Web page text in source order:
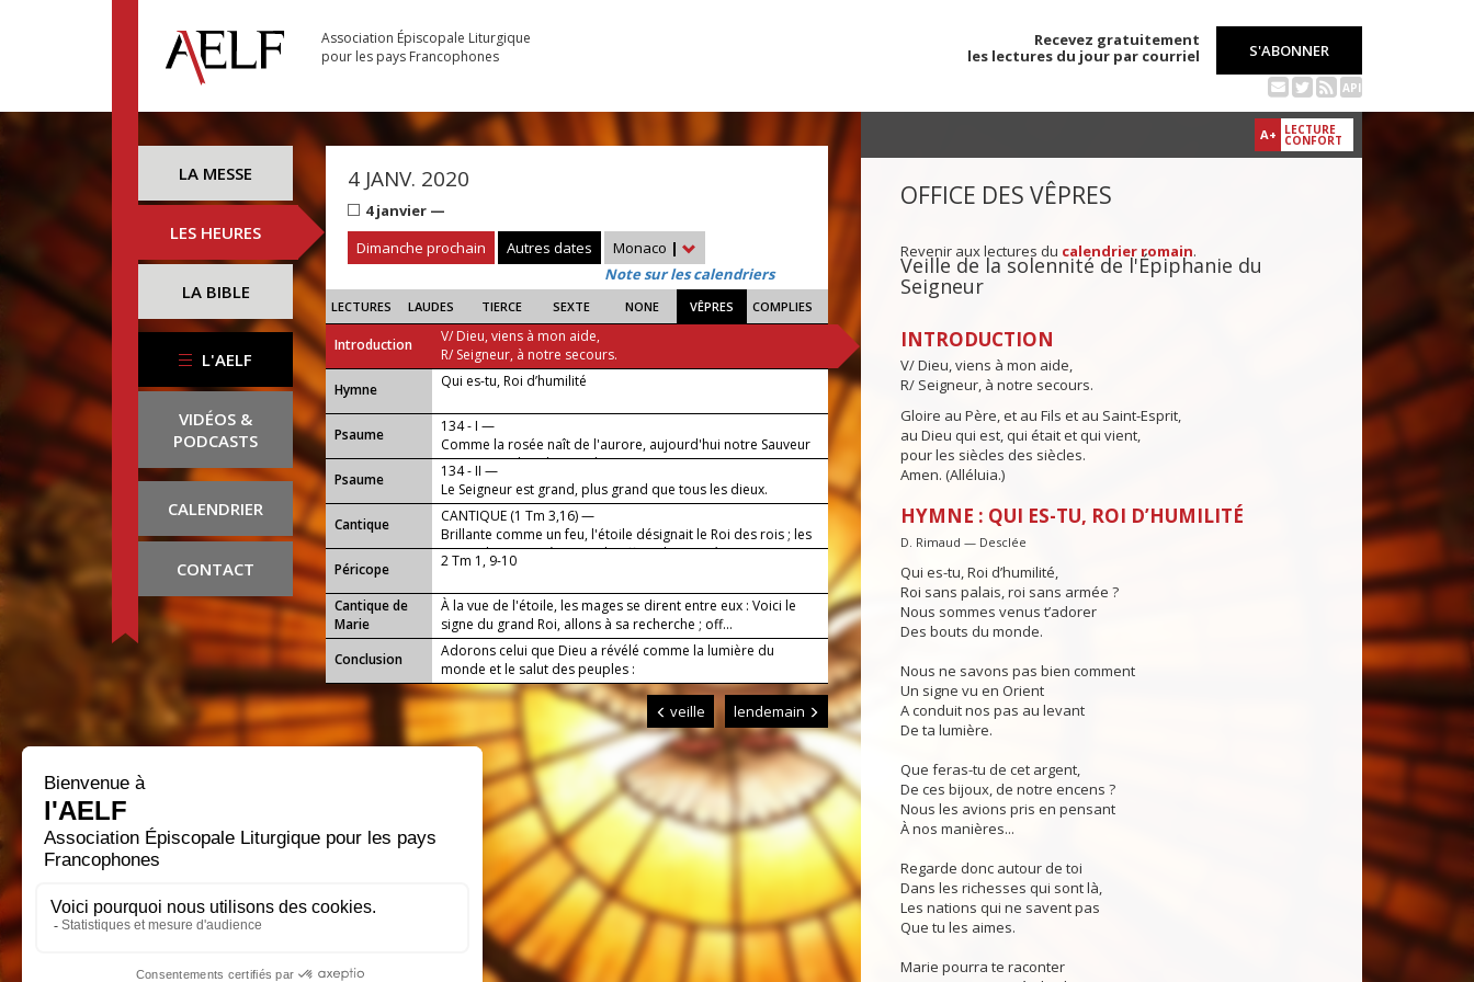
Association Épiscopale Liturgique
pour les pays Francophones
Recevez gratuitement
les lectures du jour par courriel
S'ABONNER
API
LA MESSE
LES HEURES
LA BIBLE
L'AELF
VIDÉOS &
PODCASTS
CALENDRIER
CONTACT
4 JANV. 2020
4 janvier —
Dimanche prochain
Autres dates Monaco |
Note sur les calendriers
LECTURES LAUDES TIERCE SEXTE NONE VÊPRES COMPLIES
Introduction
V/ Dieu, viens à mon aide,
R/ Seigneur, à notre secours.
...
Hymne Qui es-tu, Roi d’humilité
Psaume
134 - I —
Comme la rosée naît de l'aurore, aujourd'hui notre Sauveur
est apparu dans le monde.
Psaume
134 - II —
Le Seigneur est grand, plus grand que tous les dieux.
Cantique
CANTIQUE (1 Tm 3,16) —
Brillante comme un feu, l'étoile désignait le Roi des rois ; les
mages l'ont vue : à ce roi, ils offrent leurs présents.
Péricope
2 Tm 1, 9-10
Cantique de
Marie
À la vue de l'étoile, les mages se dirent entre eux : Voici le
signe du grand Roi, allons à sa recherche ; off...
Conclusion
Adorons celui que Dieu a révélé comme la lumière du
monde et le salut des peuples :
veille lendemain
A+ LECTURE
CONFORT
OFFICE DES VÊPRES
Revenir aux lectures du calendrier romain.
Veille de la solennité de l'Épiphanie du
Seigneur
INTRODUCTION
V/ Dieu, viens à mon aide,
R/ Seigneur, à notre secours.
Gloire au Père, et au Fils et au Saint-Esprit,
au Dieu qui est, qui était et qui vient,
pour les siècles des siècles.
Amen. (Alléluia.)
HYMNE : QUI ES-TU, ROI D’HUMILITÉ
D. Rimaud — Desclée
Qui es-tu, Roi d’humilité,
Roi sans palais, roi sans armée ?
Nous sommes venus t’adorer
Des bouts du monde.
Nous ne savons pas bien comment
Un signe vu en Orient
A conduit nos pas au levant
De ta lumière.
Que feras-tu de cet argent,
De ces bijoux, de notre encens ?
Nous les avions pris en pensant
À nos manières...
Regarde donc autour de toi
Dans les richesses qui sont là,
Les nations qui ne savent pas
Que tu les aimes.
Marie pourra te raconter